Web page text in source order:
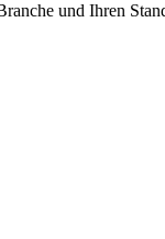
und Ihren